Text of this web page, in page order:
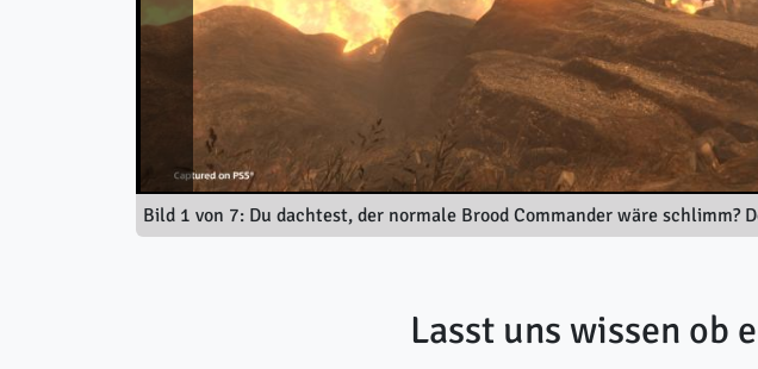
Bild 1 von 7: Du dachtest, der normale Brood Commander wäre schlimm?
Lasst uns wissen ob